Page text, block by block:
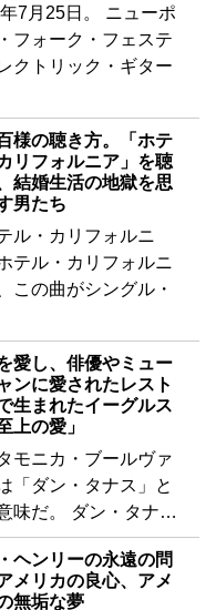
7月25日。 ニューポ
フォーク・フェステ
クトリック・ギター
様の聴き方。「ホテ
リフォルニア」を聴
結婚生活の地獄を思
男たち
ル・カリフォルニ
テル・カリフォルニ
この曲がシングル・
愛し、俳優やミュー
ンに愛されたレスト
生まれたイーグルス
上の愛」
モニカ・ブールヴァ
「ダン・タナス」と
味だ。 ダン・タナ…
ヘンリーの永遠の問
メリカの良心、アメ
無垢な夢